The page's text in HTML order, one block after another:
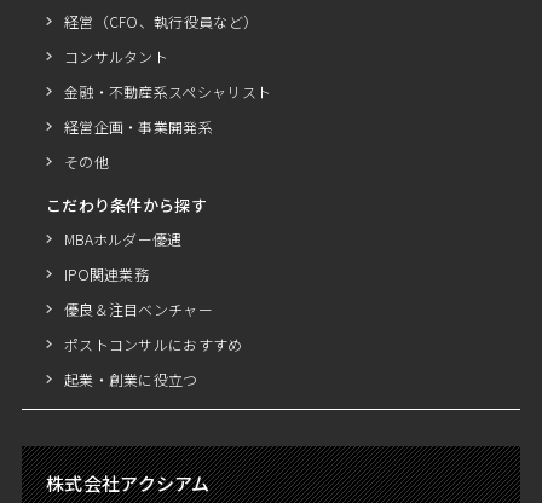
経営（CFO、執行役員など）
コンサルタント
金融・不動産系スペシャリスト
経営企画・事業開発系
その他
こだわり条件から探す
MBAホルダー優遇
IPO関連業務
優良＆注目ベンチャー
ポストコンサルにおすすめ
起業・創業に役立つ
株式会社アクシアム